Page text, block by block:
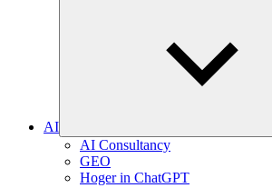
AI
AI Consultancy
GEO
Hoger in ChatGPT